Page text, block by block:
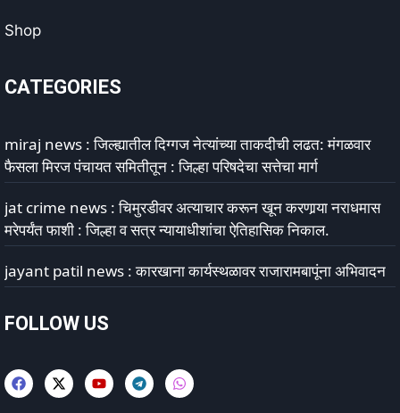
Shop
CATEGORIES
miraj news : जिल्ह्यातील दिग्गज नेत्यांच्या ताकदीची लढत: मंगळवार
फैसला मिरज पंचायत समितीतून : जिल्हा परिषदेचा सत्तेचा मार्ग
jat crime news : चिमुरडीवर अत्याचार करून खून करणार्‍या नराधमास
मरेपर्यंत फाशी : जिल्हा व सत्र न्यायाधीशांचा ऐतिहासिक निकाल.
jayant patil news : कारखाना कार्यस्थळावर राजारामबापूंना अभिवादन
FOLLOW US